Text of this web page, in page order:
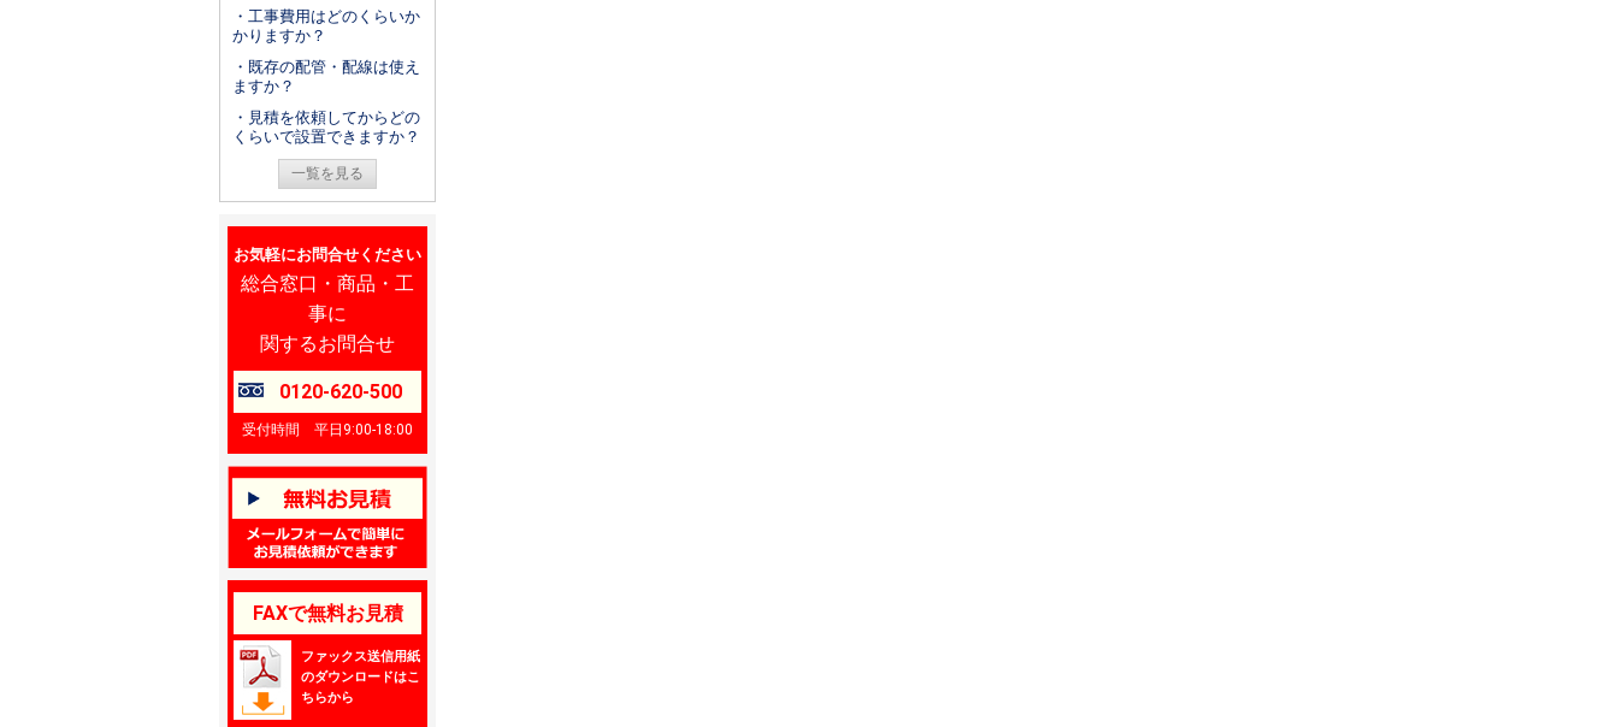
・工事費用はどのくらいか
かりますか？
・既存の配管・配線は使え
ますか？
・見積を依頼してからどの
くらいで設置できますか？
一覧を見る
お気軽にお問合せください
総合窓口・商品・工
事に
関するお問合せ
0120-620-500
受付時間 平日9:00-18:00
FAXで無料お見積
ファックス送信用紙
のダウンロードはこ
ちらから